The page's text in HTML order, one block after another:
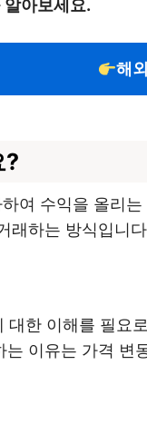
알아보세요.
해
?
여 수익을 올리
래하는 방식입니
대한 이해를 필
이유는 가격 변